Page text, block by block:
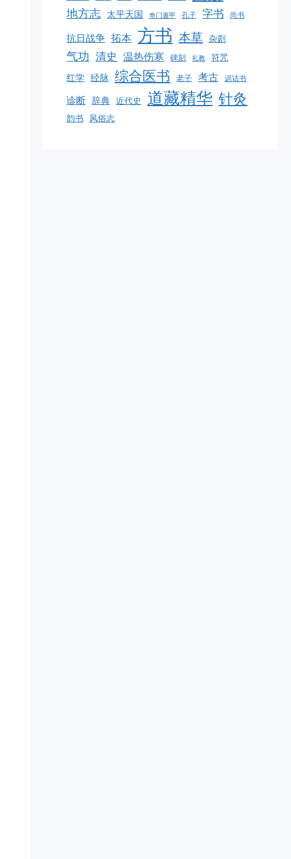
地方志 太平天国 奇门遁甲 孔子 字书 尚书
抗日战争 拓本 方书 本草 杂剧
气功 清史 温热伤寒 碑刻 礼教 符咒
红学 经脉 综合医书 老子 考古 训诂书
诊断 辞典 近代史 道藏精华 针灸
韵书 风俗志